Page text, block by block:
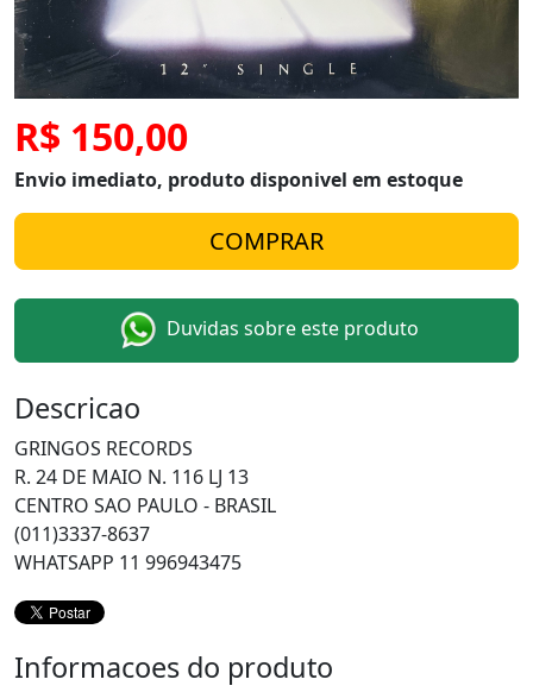
R$ 150,00
Envio imediato, produto disponivel em estoque
Duvidas sobre este produto
Descricao
GRINGOS RECORDS
R. 24 DE MAIO N. 116 LJ 13
CENTRO SAO PAULO - BRASIL
(011)3337-8637
WHATSAPP 11 996943475
Informacoes do produto